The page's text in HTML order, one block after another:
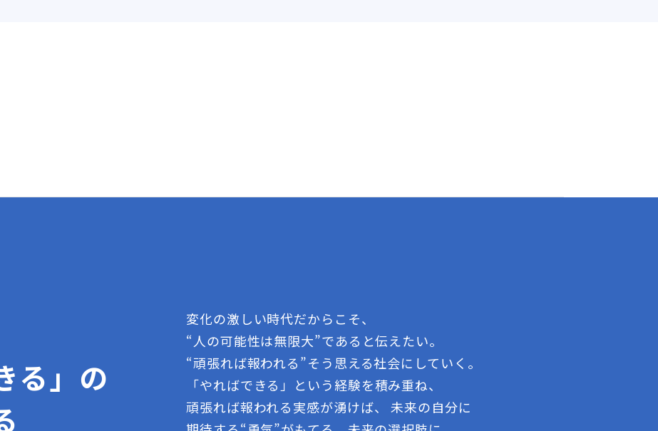
る」の
変化の激しい時代だからこそ、
“人の可能性は無限大”であると伝えたい。
“頑張れば報われる”そう思える社会にしていく。
「やればできる」という経験を積み重ね、
頑張れば報われる実感が湧けば、 未来の自分に